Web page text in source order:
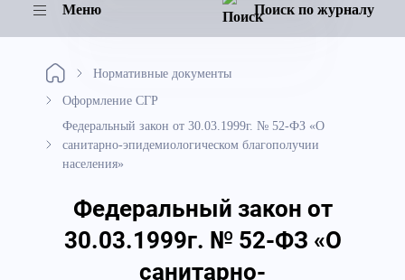
Меню Поиск по журналу
Нормативные документы
Оформление СГР
Федеральный закон от 30.03.1999г. № 52-ФЗ «О
санитарно-эпидемиологическом благополучии
населения»
Федеральный закон от
30.03.1999г. № 52-ФЗ «О
санитарно-